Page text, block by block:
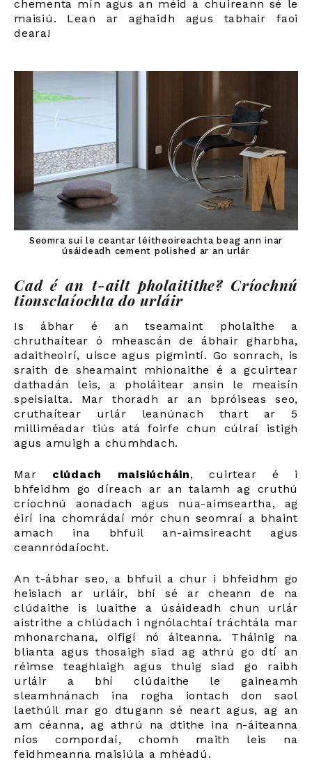
chementa mín agus an méid a chuireann sé le
maisiú. Lean ar aghaidh agus tabhair faoi
deara!
Seomra suí le ceantar léitheoireachta beag ann inar
úsáideadh cement polished ar an urlár
Cad é an t-ailt pholaitithe? Críochnú
tionsclaíochta do urláir
Is ábhar é an tseamaint pholaithe a
chruthaítear ó mheascán de ábhair gharbha,
adaitheoirí, uisce agus pigmintí. Go sonrach, is
sraith de sheamaint mhionaithe é a gcuirtear
dathadán leis, a pholáitear ansin le meaisín
speisialta. Mar thoradh ar an bpróiseas seo,
cruthaítear urlár leanúnach thart ar 5
milliméadar tiús atá foirfe chun cúlraí istigh
agus amuigh a chumhdach.
Mar clúdach maisiúcháin, cuirtear é i
bhfeidhm go díreach ar an talamh ag cruthú
críochnú aonadach agus nua-aimseartha, ag
éirí ina chomrádaí mór chun seomraí a bhaint
amach ina bhfuil an-aimsireacht agus
ceannródaíocht.
An t-ábhar seo, a bhfuil a chur i bhfeidhm go
heisiach ar urláir, bhí sé ar cheann de na
clúdaithe is luaithe a úsáideadh chun urlár
aistrithe a chlúdach i ngnólachtaí tráchtála mar
mhonarchana, oifigí nó áiteanna. Tháinig na
blianta agus thosaigh siad ag athrú go dtí an
réimse teaghlaigh agus thuig siad go raibh
urláir a bhí clúdaithe le gaineamh
sleamhnánach ina rogha iontach don saol
laethúil mar go dtugann sé neart agus, ag an
am céanna, ag athrú na dtithe ina n-áiteanna
níos compordaí, chomh maith leis na
feidhmeanna maisiúla a mhéadú.